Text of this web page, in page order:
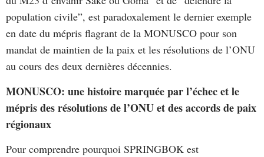
population civile”, est paradoxalement le dernier exemple
en date du mépris flagrant de la MONUSCO pour son
mandat de maintien de la paix et les résolutions de l’ONU
au cours des deux dernières décennies.
MONUSCO: une histoire marquée par l’échec et le
mépris des résolutions de l’ONU et des accords de paix
régionaux
Pour comprendre pourquoi SPRINGBOK est